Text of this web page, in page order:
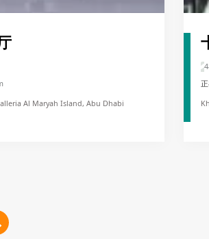
Al Maryah Island, Abu Dhabi